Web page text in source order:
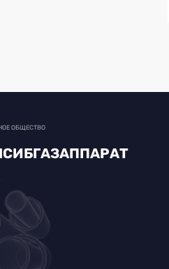
ОБЩЕСТВО